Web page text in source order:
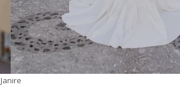
Janire